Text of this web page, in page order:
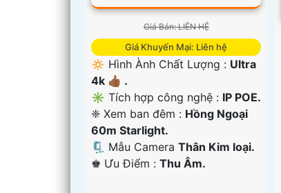
Giá Bán: LIÊN HỆ
Giá Khuyến Mại: Liên hệ
🔅 Hình Ành Chất Lượng : Ultra
4k 👍🏾 .
✳️ Tích hợp công nghệ : IP POE.
❈ Xem ban đêm : Hồng Ngoại
60m Starlight.
🗜️ Mẫu Camera Thân Kim loại.
️♚ Ưu Điểm : Thu Âm.